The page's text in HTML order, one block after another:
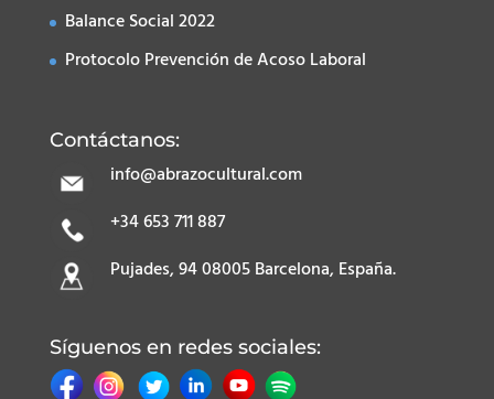
Balance Social 2022
Protocolo Prevención de Acoso Laboral
Contáctanos:
info@abrazocultural.com
+34 653 711 887
Pujades, 94 08005 Barcelona, España.
Síguenos en redes sociales: